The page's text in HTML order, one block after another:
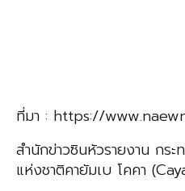
ที่มา : https://
สำนักข่าวซินหัวรายงาน กร
แห่งชาติคายัมเบ โคคา